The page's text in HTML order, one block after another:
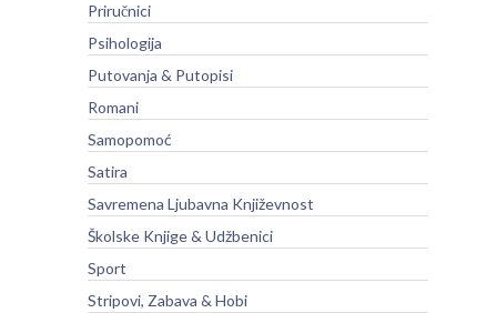
Priručnici
Psihologija
Putovanja & Putopisi
Romani
Samopomoć
Satira
Savremena Ljubavna Književnost
Školske Knjige & Udžbenici
Sport
Stripovi, Zabava & Hobi